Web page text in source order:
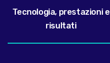
Tecnologia, prestazioni e
risultati